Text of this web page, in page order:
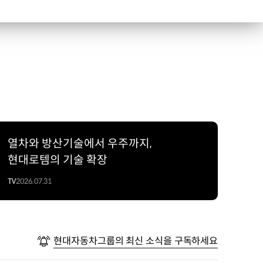
열차와 방산기술에서 우주까지,
현대로템의 기술 확장
TV2026.07.31
현대자동차그룹의 최신 소식을 구독하세요